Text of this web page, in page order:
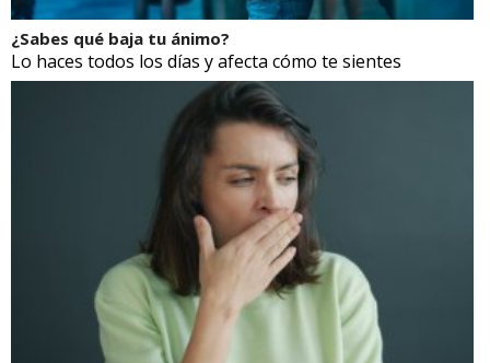
¿Sabes qué baja tu ánimo?
Lo haces todos los días y afecta cómo te sientes